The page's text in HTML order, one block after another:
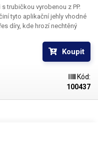
trubičkou vyrobenou z PP.
tyto aplikační jehly vhodné
díry, kde hrozí nechtěný
kontaktem s hrotem
Koupit
Kód:
100437